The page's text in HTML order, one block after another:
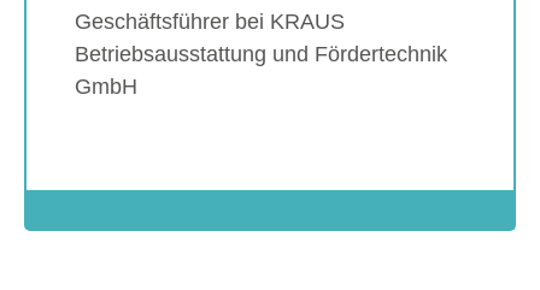
Geschäftsführer bei KRAUS
Betriebsausstattung und Fördertechnik
GmbH